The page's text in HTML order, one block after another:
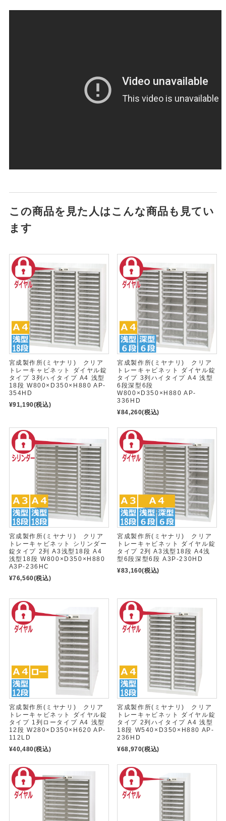
この商品を見た人はこんな商品も見てい
ます
宮成製作所(ミヤナリ) クリア
トレーキャビネット ダイヤル錠
タイプ 3列ハイタイプ A4 浅型
18段 W800×D350×H880 AP-
354HD
¥91,190(税込)
宮成製作所(ミヤナリ) クリア
トレーキャビネット ダイヤル錠
タイプ 3列ハイタイプ A4 浅型
6段深型6段
W800×D350×H880 AP-
336HD
¥84,260(税込)
宮成製作所(ミヤナリ) クリア
トレーキャビネット シリンダー
錠タイプ 2列 A3浅型18段 A4
浅型18段 W800×D350×H880
A3P-236HC
¥76,560(税込)
宮成製作所(ミヤナリ) クリア
トレーキャビネット ダイヤル錠
タイプ 2列 A3浅型18段 A4浅
型6段深型6段 A3P-230HD
¥83,160(税込)
宮成製作所(ミヤナリ) クリア
トレーキャビネット ダイヤル錠
タイプ 1列ロータイプ A4 浅型
12段 W280×D350×H620 AP-
112LD
¥40,480(税込)
宮成製作所(ミヤナリ) クリア
トレーキャビネット ダイヤル錠
タイプ 2列ハイタイプ A4 浅型
18段 W540×D350×H880 AP-
236HD
¥68,970(税込)